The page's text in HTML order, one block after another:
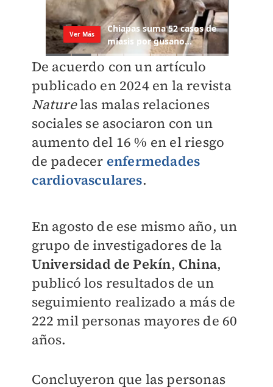
De acuerdo con un artículo
publicado en 2024 en la revista
Naturelas malas relaciones
sociales se asociaron con un
aumento del 16 % en el riesgo
de padecer enfermedades
cardiovasculares.
En agosto de ese mismo año, un
grupo de investigadores de la
Universidad de Pekín, China,
publicó los resultados de un
seguimiento realizado a más de
222 mil personas mayores de 60
años.
Concluyeron que las personas